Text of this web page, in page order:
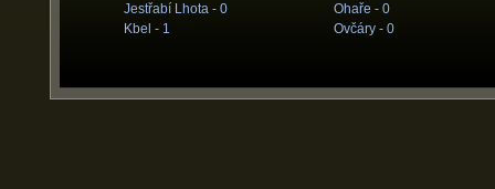
Jestřabí Lhota - 0
Kbel - 1
Ohaře - 0
Ovčáry - 0